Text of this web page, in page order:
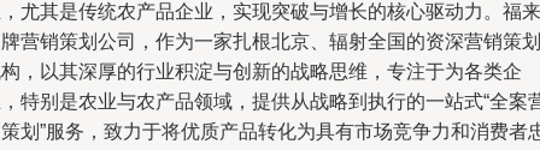
尤其是传统农产品企业，实现突破与增长的核心驱动力。福来
营销策划公司，作为一家扎根北京、辐射全国的资深营销策划
，以其深厚的行业积淀与创新的战略思维，专注于为各类企
特别是农业与农产品领域，提供从战略到执行的一站式“全案
划”服务，致力于将优质产品转化为具有市场竞争力和消费者